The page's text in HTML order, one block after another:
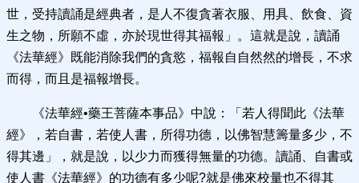
世，受持讀誦是經典者，是人不復貪著衣服、用具、飲食、資
生之物，所願不虛，亦於現世得其福報」。這就是說，讀誦
《法華經》既能消除我們的貪慾，福報自自然然的增長，不求
而得，而且是福報增長。
《法華經•藥王菩薩本事品》中說：「若人得聞此《法華
經》，若自書，若使人書，所得功德，以佛智慧籌量多少，不
得其邊」，就是說，以少力而獲得無量的功德。讀誦、自書或
使人書《法華經》的功德有多少呢?就是佛來校量也不得其